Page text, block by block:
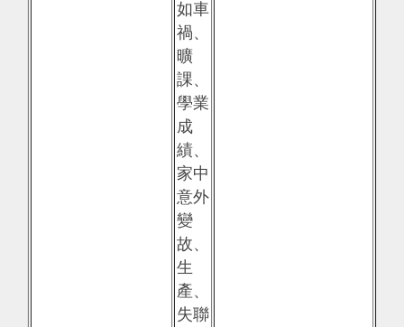
如車
禍、
曠
課、
學業
成
績、
家中
意外
變
故、
生
產、
失聯